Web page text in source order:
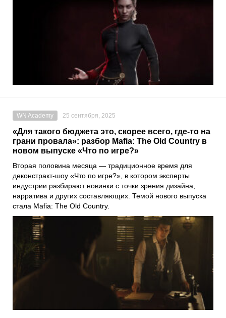
WN Academy 25 сентября, 2025
«Для такого бюджета это, скорее всего, где-то на
грани провала»: разбор Mafia: The Old Country в
новом выпуске «Что по игре?»
Вторая половина месяца — традиционное время для
деконстракт-шоу «Что по игре?», в котором эксперты
индустрии разбирают новинки с точки зрения дизайна,
нарратива и других составляющих. Темой нового выпуска
стала Mafia: The Old Country.